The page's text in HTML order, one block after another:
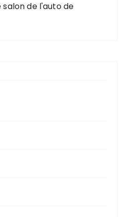
de l'auto de